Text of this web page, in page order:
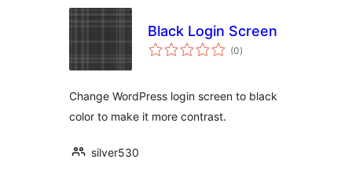
Black Login Screen
(0evaluación
total
)
Change WordPress login screen to black
color to make it more contrast.
silver530